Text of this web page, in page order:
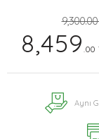
8,459 .00
Aynı